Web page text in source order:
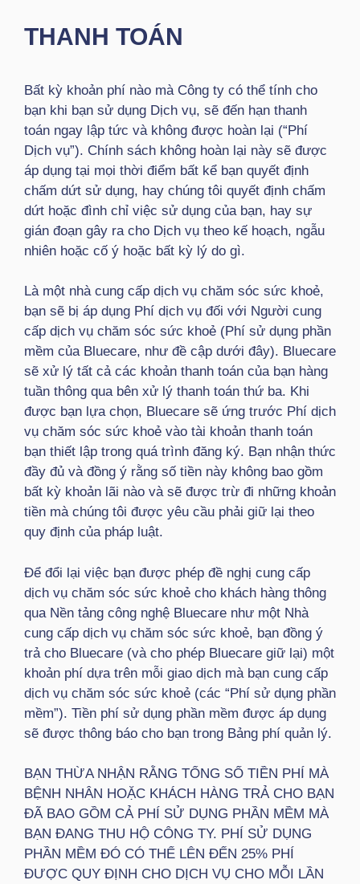
THANH TOÁN
Bất kỳ khoản phí nào mà Công ty có thể tính cho
bạn khi bạn sử dụng Dịch vụ, sẽ đến hạn thanh
toán ngay lập tức và không được hoàn lại (“Phí
Dịch vụ”). Chính sách không hoàn lại này sẽ được
áp dụng tại mọi thời điểm bất kể bạn quyết định
chấm dứt sử dụng, hay chúng tôi quyết định chấm
dứt hoặc đình chỉ việc sử dụng của bạn, hay sự
gián đoạn gây ra cho Dịch vụ theo kế hoạch, ngẫu
nhiên hoặc cố ý hoặc bất kỳ lý do gì.
Là một nhà cung cấp dịch vụ chăm sóc sức khoẻ,
bạn sẽ bị áp dụng Phí dịch vụ đối với Người cung
cấp dịch vụ chăm sóc sức khoẻ (Phí sử dụng phần
mềm của Bluecare, như đề cập dưới đây). Bluecare
sẽ xử lý tất cả các khoản thanh toán của bạn hàng
tuần thông qua bên xử lý thanh toán thứ ba. Khi
được bạn lựa chọn, Bluecare sẽ ứng trước Phí dịch
vụ chăm sóc sức khoẻ vào tài khoản thanh toán
bạn thiết lập trong quá trình đăng ký. Bạn nhận thức
đầy đủ và đồng ý rằng số tiền này không bao gồm
bất kỳ khoản lãi nào và sẽ được trừ đi những khoản
tiền mà chúng tôi được yêu cầu phải giữ lại theo
quy định của pháp luật.
Để đổi lại việc bạn được phép đề nghị cung cấp
dịch vụ chăm sóc sức khoẻ cho khách hàng thông
qua Nền tảng công nghệ Bluecare như một Nhà
cung cấp dịch vụ chăm sóc sức khoẻ, bạn đồng ý
trả cho Bluecare (và cho phép Bluecare giữ lại) một
khoản phí dựa trên mỗi giao dịch mà bạn cung cấp
dịch vụ chăm sóc sức khoẻ (các “Phí sử dụng phần
mềm”). Tiền phí sử dụng phần mềm được áp dụng
sẽ được thông báo cho bạn trong Bảng phí quản lý.
BẠN THỪA NHẬN RẰNG TỔNG SỐ TIỀN PHÍ MÀ
BỆNH NHÂN HOẶC KHÁCH HÀNG TRẢ CHO BẠN
ĐÃ BAO GỒM CẢ PHÍ SỬ DỤNG PHẦN MỀM MÀ
BẠN ĐANG THU HỘ CÔNG TY. PHÍ SỬ DỤNG
PHẦN MỀM ĐÓ CÓ THỂ LÊN ĐẾN 25% PHÍ
ĐƯỢC QUY ĐỊNH CHO DỊCH VỤ CHO MỖI LẦN